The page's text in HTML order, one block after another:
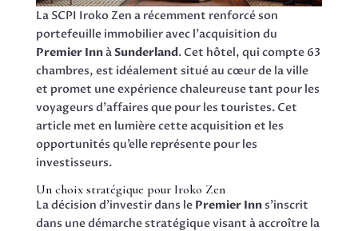
La SCPI Iroko Zen a récemment renforcé son
portefeuille immobilier avec l’acquisition du
Premier InnàSunderland. Cet hôtel, qui compte 63
chambres, est idéalement situé au cœur de la ville
et promet une expérience chaleureuse tant pour les
voyageurs d’affaires que pour les touristes. Cet
article met en lumière cette acquisition et les
opportunités qu’elle représente pour les
investisseurs.
Un choix stratégique pour Iroko Zen
La décision d’investir dans le Premier Inns’inscrit
dans une démarche stratégique visant à accroître la